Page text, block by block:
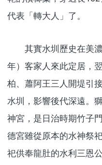
代表「轉大人」了。
其實水圳歷史在美濃
年）客家人來此定居，
柏、蕭阿王三人開堤引
水圳，影響後代深遠。
神宮，是日治時期竹子
德宮雖從原本的水神祭
祀供奉龍肚的水利三恩